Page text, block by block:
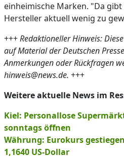
einheimische Marken. "Da
Hersteller aktuell wenig zu
+++Redaktioneller Hinweis:
auf Material der Deutschen
Anmerkungen oder Rückfragen
hinweis@news.de. +++
Weitere aktuelle News im
Kiel: Personallose
sonntags öffnen
Währung: Eurokurs
1,1640 US-Dollar